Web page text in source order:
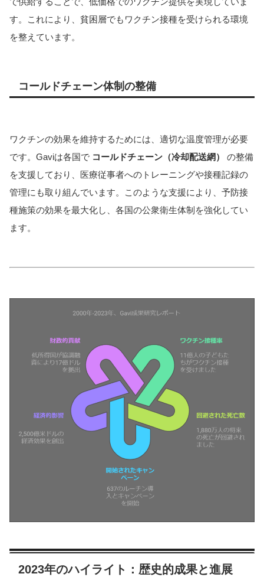
す。これにより、貧困層でもワクチン接種を受けられる環境
を整えています。
コールドチェーン体制の整備
ワクチンの効果を維持するためには、適切な温度管理が必要
です。Gaviは各国で コールドチェーン（冷却配送網）
の整備
を支援しており、医療従事者へのトレーニングや接種記録の
管理にも取り組んでいます。このような支援により、予防接
種施策の効果を最大化し、各国の公衆衛生体制を強化してい
ます。
2023年のハイライト：歴史的成果と進展